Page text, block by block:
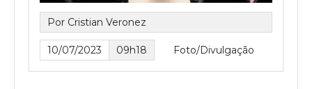
Por Cristian Veronez
10/07/2023 09h18 Foto/Divulgação